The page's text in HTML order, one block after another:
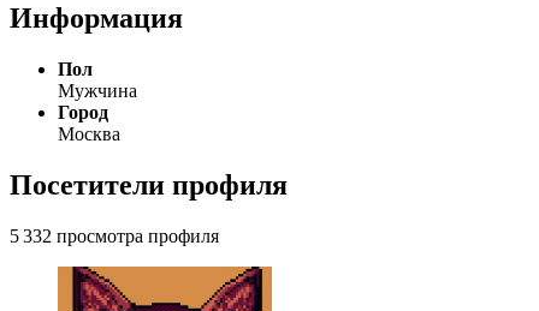
Информация
Пол
Мужчина
Город
Москва
Посетители профиля
5 332 просмотра профиля